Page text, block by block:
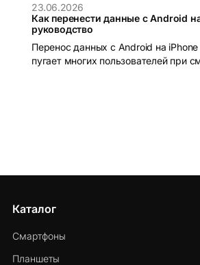
23.06.2026
Как перенести данные с Android
руководство
Перенос данных с Android на iPhone
пугает многих пользователей при
Каталог
Смартфоны
Планшеты